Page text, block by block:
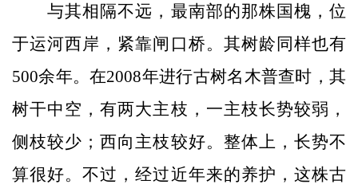
与其相隔不远，最南部的那株国槐，位
于运河西岸，紧靠闸口桥。其树龄同样也有
500余年。在2008年进行古树名木普查时，其
树干中空，有两大主枝，一主枝长势较弱，
侧枝较少；西向主枝较好。整体上，长势不
算很好。不过，经过近年来的养护，这株古